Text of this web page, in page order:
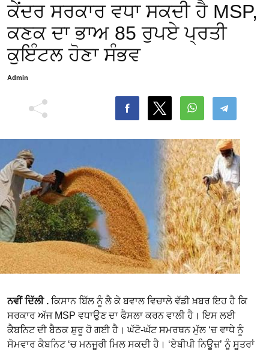
ਕੇਂਦਰ ਸਰਕਾਰ ਵਧਾ ਸਕਦੀ ਹੈ MSP,
ਕਣਕ ਦਾ ਭਾਅ 85 ਰੁਪਏ ਪ੍ਰਤੀ
ਕੁਇੰਟਲ ਹੋਣਾ ਸੰਭਵ
Admin
ਨਵੀਂ ਦਿੱਲੀ . ਕਿਸਾਨ ਬਿੱਲ ਨੂੰ ਲੈ ਕੇ ਬਵਾਲ ਵਿਚਾਲੇ ਵੱਡੀ ਖ਼ਬਰ ਇਹ ਹੈ ਕਿ
ਸਰਕਾਰ ਅੱਜ MSP ਵਧਾਉਣ ਦਾ ਫੈਸਲਾ ਕਰਨ ਵਾਲੀ ਹੈ। ਇਸ ਲਈ
ਕੈਬਨਿਟ ਦੀ ਬੈਠਕ ਸ਼ੁਰੂ ਹੋ ਗਈ ਹੈ। ਘੱਟੋ-ਘੱਟ ਸਮਰਥਨ ਮੁੱਲ ‘ਚ ਵਾਧੇ ਨੂੰ
ਸੋਮਵਾਰ ਕੈਬਨਿਟ ‘ਚ ਮਨਜੂਰੀ ਮਿਲ ਸਕਦੀ ਹੈ। ‘ਏਬੀਪੀ ਨਿਊਜ਼’ ਨੂੰ ਸੂਤਰਾਂ